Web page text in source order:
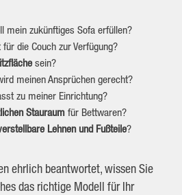
mein zukünftiges Sofa erfüllen?
die Couch zur Verfügung?
sein?
meinen Ansprüchen gerecht?
zu meiner Einrichtung?
Stauraum für Bettwaren?
Lehnen und Fußteile?
ehrlich beantwortet, wissen Sie
das richtige Modell für Ihr